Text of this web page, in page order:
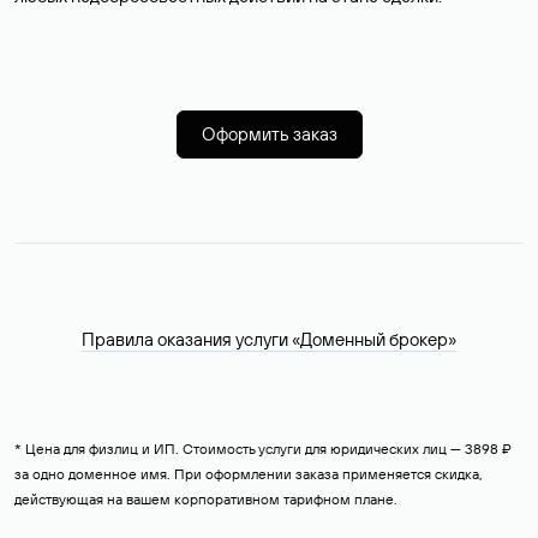
Оформить заказ
Правила оказания услуги «Доменный брокер»
* Цена для физлиц и ИП. Стоимость услуги для юридических лиц — 3898 ₽
за одно доменное имя. При оформлении заказа применяется скидка,
действующая на вашем корпоративном тарифном плане.